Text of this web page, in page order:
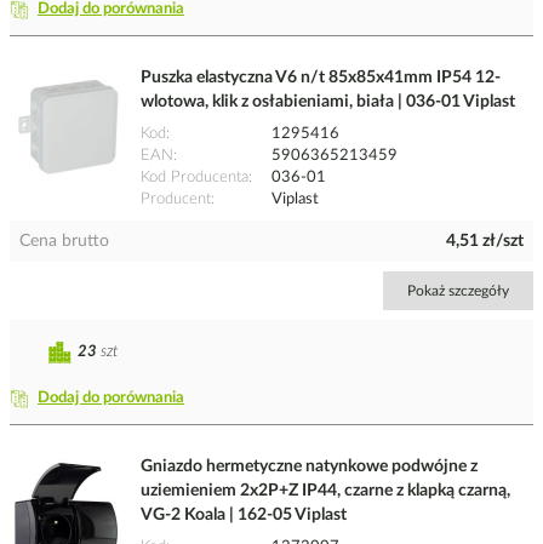
Dodaj do porównania
Puszka elastyczna V6 n/t 85x85x41mm IP54 12-
wlotowa, klik z osłabieniami, biała | 036-01 Viplast
Kod
1295416
EAN
5906365213459
Kod Producenta
036-01
Producent
Viplast
Cena brutto 4,51 zł/szt
Pokaż szczegóły
Dodaj do porównania
23 szt
Gniazdo hermetyczne natynkowe podwójne z
uziemieniem 2x2P+Z IP44, czarne z klapką czarną,
VG-2 Koala | 162-05 Viplast